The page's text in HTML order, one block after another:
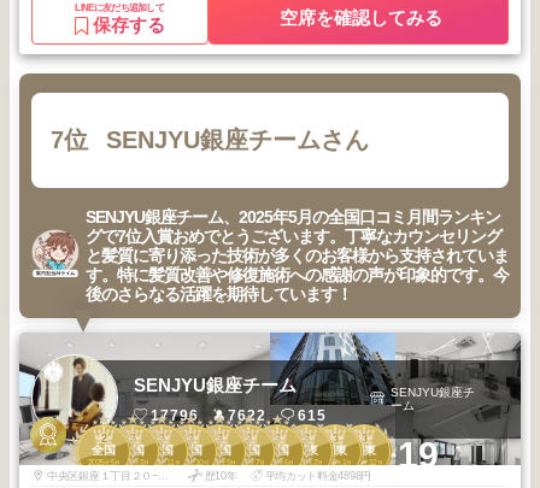
LINEに友だち追加して
保存する 空席を確認してみる
7位 SENJYU銀座チームさん
SENJYU銀座チーム、2025年5月の全国口コミ月間ランキン
グで7位入賞おめでとうございます。丁寧なカウンセリング
と髪質に寄り添った技術が多くのお客様から支持されていま
す。特に髪質改善や修復施術への感謝の声が印象的です。今
後のさらなる活躍を期待しています！
2
全国
2025年 5月
3
全国
2026年 3月
3
全国
2025年11
3
全国
2025年10
3
全国
2025年 9
3
全国
2025年 7月
3
全国
2025年 6月
3
関東
2026年 2月
3
関東
2026年 1
3
関東
2025年 12月+19
SENJYU銀座チーム
17796 7622 615
SENJYU銀座チ
ーム
中央区銀座１丁目２０−１１BORU G-１ ５F 歴10年
平均カット料金4898円